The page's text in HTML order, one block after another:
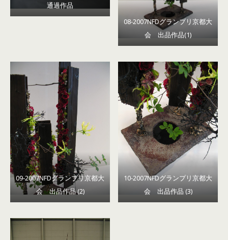
通過作品
08-2007NFDグランプリ京都大
会 出品作品(1)
09-2007NFDグランプリ京都大
会 出品作品 (2)
10-2007NFDグランプリ京都大
会 出品作品 (3)